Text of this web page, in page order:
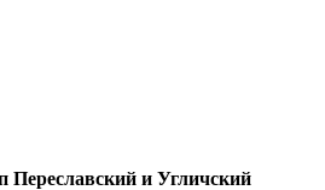
Переславский и Угличский